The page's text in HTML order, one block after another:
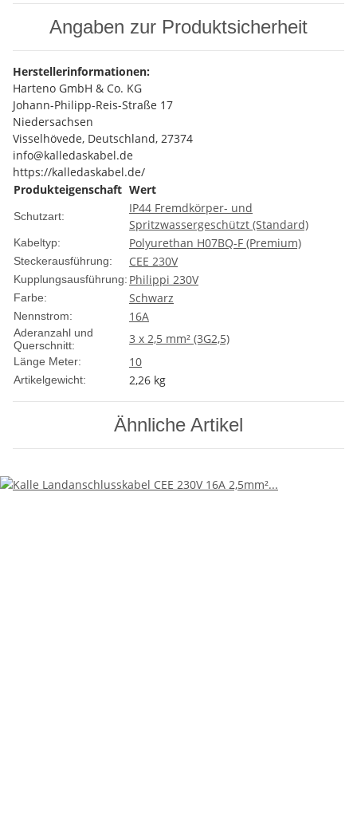
Angaben zur Produktsicherheit
Herstellerinformationen:
Harteno GmbH & Co. KG
Johann-Philipp-Reis-Straße 17
Niedersachsen
Visselhövede, Deutschland, 27374
info@kalledaskabel.de
https://kalledaskabel.de/
Produkteigenschaft Wert
Schutzart:
IP44 Fremdkörper- und
Spritzwassergeschützt (Standard)
Kabeltyp: Polyurethan H07BQ-F (Premium)
Steckerausführung: CEE 230V
Kupplungsausführung: Philippi 230V
Farbe: Schwarz
Nennstrom: 16A
Aderanzahl und
Querschnitt:
3 x 2,5 mm² (3G2,5)
Länge Meter: 10
Artikelgewicht: 2,26 kg
Ähnliche Artikel